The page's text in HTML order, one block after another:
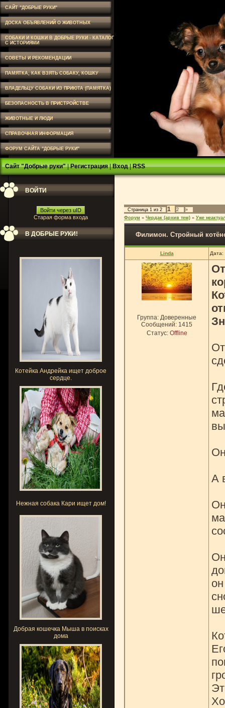
САЙТ "ДОБРЫЕ РУКИ"
ДОСКА ОБЪЯВЛЕНИЙ О ЖИВОТНЫХ
СОБАКИ И КОШКИ В ДОБРЫЕ РУКИ - КАТАЛОГ
С ИСТОРИЯМИ
СОВЕТЫ И РЕКОМЕНДАЦИИ
ПАМЯТКА, КАК ВЗЯТЬ СОБАКУ, КОШКУ
ВЛАДЕЛЬЦУ СОБАКИ ИЗ ПРИЮТА (ПАМЯТКА)
БЕЗОПАСНОСТЬ В ПРИСТРОЙСТВЕ
ЖИВОТНЫЕ И ЛЮДИ
СПРАВОЧНАЯ ИНФОРМАЦИЯ
ФОРУМ САЙТА "ДОБРЫЕ РУКИ"
Сайт "Добрые руки"|Регистрация|Вход|RSS
ВОЙТИ
Войти через uID
Старая форма входа
В ДОБРЫЕ РУКИ!
Котейка Андрейка ищет доброе
сердце.
Нежная собака Кари ищет дом!
Добрая кошечка Мыша в поисках
дома
Страница 1 из 2 1 2
»
Форум » Чердак (архив тем) » Уже
Филимон. Стройный
Linda Дата:
Группа: Доверенные
Сообщений: 1415
Статус: Offline
А